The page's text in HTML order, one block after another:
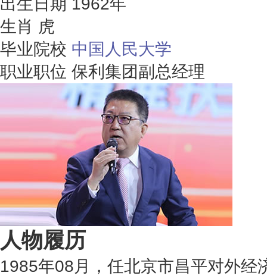
出生日期 1962年
生肖 虎
毕业院校 中国人民大学
职业职位 保利集团副总经理
人物履历
1985年08月，任北京市昌平对外经